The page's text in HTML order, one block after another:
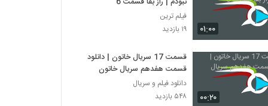
۰۱:۰۰
فیلم ترین
۱۹ بازدید
۰۰:۲۰
قسمت 17 سریال خاتون | دانلود
قسمت هفدهم سریال خاتون
دانلود فیلم و سریال
۵۴۸ بازدید